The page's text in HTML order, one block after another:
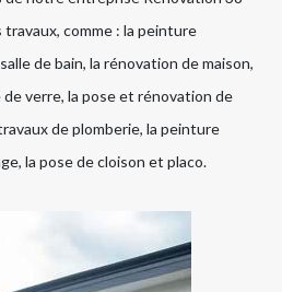
comme : la peinture
de bain, la rénovation de maison,
verre, la pose et rénovation de
de plomberie, la peinture
la pose de cloison et placo.